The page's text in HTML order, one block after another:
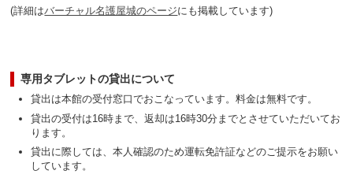
(詳細はバーチャル名護屋城のページにも掲載しています)
専用タブレットの貸出について
貸出は本館の受付窓口でおこなっています。料金は無料です。
貸出の受付は16時まで、返却は16時30分までとさせていただいてお
ります。
貸出に際しては、本人確認のため運転免許証などのご提示をお願い
しています。